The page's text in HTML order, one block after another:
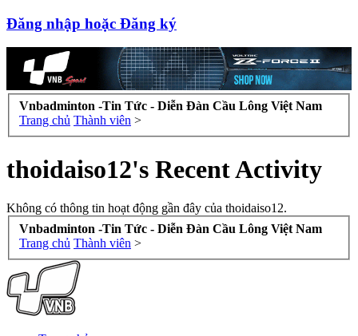
Đăng nhập hoặc Đăng ký
Vnbadminton -Tin Tức - Diễn Đàn Cầu Lông Việt Nam
Trang chủ Thành viên >
thoidaiso12's Recent Activity
Không có thông tin hoạt động gần đây của thoidaiso12.
Vnbadminton -Tin Tức - Diễn Đàn Cầu Lông Việt Nam
Trang chủ Thành viên >